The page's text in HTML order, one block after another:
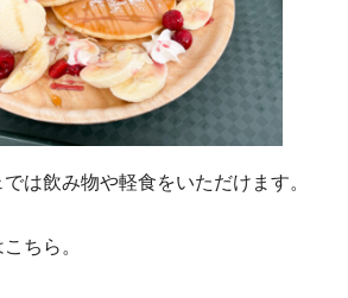
は飲み物や軽食をいただけます。
ちら。